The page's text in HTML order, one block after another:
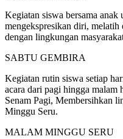
Kegiatan siswa bersama anak
mengekspresikan diri, melatih
dengan lingkungan
SABTU GEMBIRA
Kegiatan rutin siswa setiap
acara dari pagi hingga malam
Senam Pagi, Membersihkan
Minggu Seru.
MALAM MINGGU SERU